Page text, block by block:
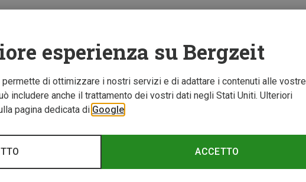
esperienza su Bergzeit
di ottimizzare i nostri servizi e di adattare i contenuti alle vostre
includere anche il trattamento dei vostri dati negli Stati Uniti. Ulteriori
pagina dedicata di Google
ACCETTO